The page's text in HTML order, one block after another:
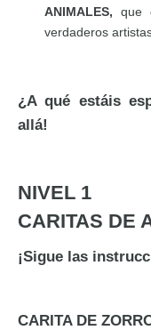
ANIMALES, que
verdaderos
¿A qué estáis
allá!
NIVEL 1
CARITAS DE
¡Sigue las
CARITA DE